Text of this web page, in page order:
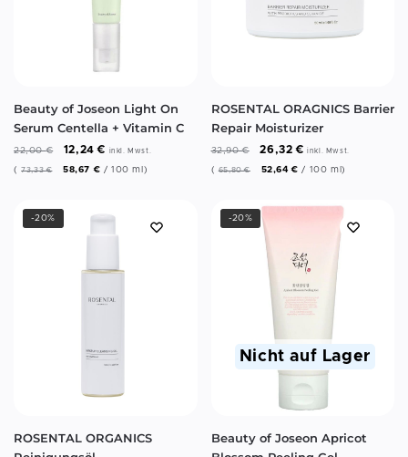
Beauty of Joseon Light On
Serum Centella + Vitamin C
22,00€ 12,24€ inkl. Mwst.
(73,33€ 58,67€ /100 ml )
ROSENTAL ORAGNICS Barrier
Repair Moisturizer
32,90€ 26,32€ inkl. Mwst.
(65,80€ 52,64€ / 100 ml)
-20%
ROSENTAL ORGANICS
-20%
Nicht auf Lager
Beauty of Joseon Apricot